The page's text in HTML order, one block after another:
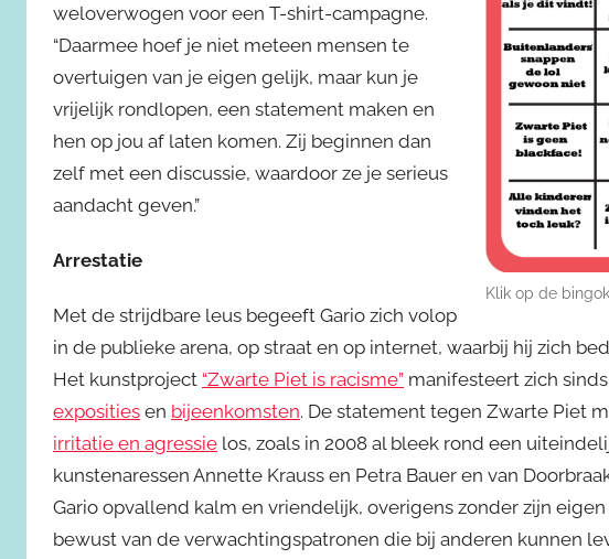
Klik op de
weloverwogen voor een T-shirt-campagne.
“Daarmee hoef je niet meteen mensen te
overtuigen van je eigen gelijk, maar kun je
vrijelijk rondlopen, een statement maken en
hen op jou af laten komen. Zij beginnen dan
zelf met een discussie, waardoor ze je serieus
aandacht geven.”
Arrestatie
Met de strijdbare leus begeeft Gario zich volop
in de publieke arena, op straat en op internet, waarbij hij zich
Het kunstproject “Zwarte Piet is racisme” manifesteert zich
exposities en bijeenkomsten. De statement tegen Zwarte Piet
irritatie en agressie los, zoals in 2008 al bleek rond een
kunstenaressen Annette Krauss en Petra Bauer en van
Gario opvallend kalm en vriendelijk, overigens zonder zijn
bewust van de verwachtingspatronen die bij anderen kunnen